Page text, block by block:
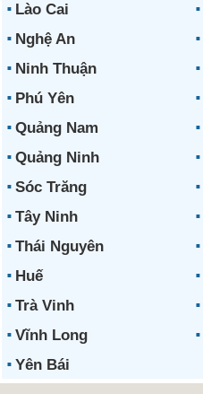
Lào Cai
Nghệ An
Ninh Thuận
Phú Yên
Quảng Nam
Quảng Ninh
Sóc Trăng
Tây Ninh
Thái Nguyên
Huế
Trà Vinh
Vĩnh Long
Yên Bái